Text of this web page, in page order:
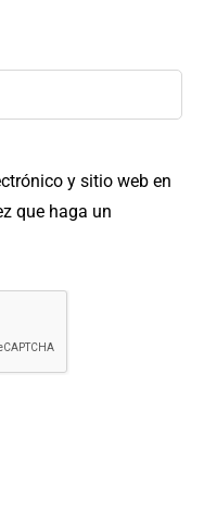
y sitio web en
que haga un